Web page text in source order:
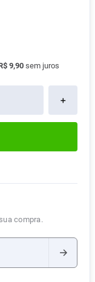
9,90 sem juros
＋
compra.